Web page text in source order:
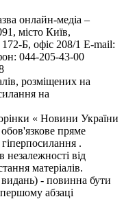
онлайн-медіа –
місто Київ,
Б, офіс 208/1 E-mail:
044-205-43-00
розміщених на
на
« Новини України
пряме
.
від
матеріалів.
видань) - повинна бути
абзаці